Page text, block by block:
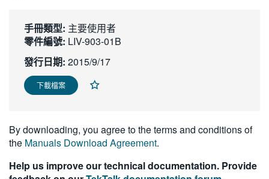
日本語
한국어
繁體中文
手冊類型: 主要使用者
零件編號: LIV-903-01B
發行日期: 2015/9/17
下載檔案
By downloading, you agree to the terms and conditions of
the Manuals Download Agreement.
Help us improve our technical documentation. Provide